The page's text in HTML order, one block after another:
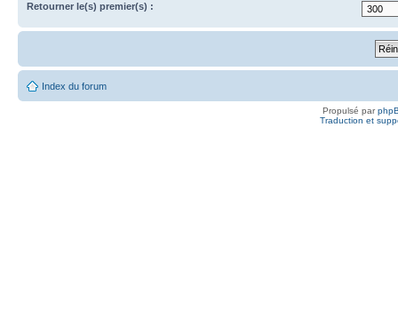
Retourner le(s) premier(s) :
Index du forum
Propulsé par
Traduction et